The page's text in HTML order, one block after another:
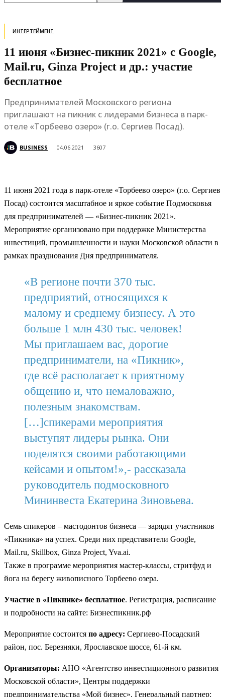
ИНТЕРТЕЙМЕНТ
11 июня «Бизнес-пикник 2021» с Google,
Mail.ru, Ginza Project и др.: участие
бесплатное
Предпринимателей Московского региона
приглашают на пикник с лидерами бизнеса в парк-
отеле «Торбеево озеро» (г.о. Сергиев Посад).
BUSINESS 04.06.2021 3607
11 июня 2021 года в парк-отеле «Торбеево озеро» (г.о. Сергиев
Посад) состоится масштабное и яркое событие Подмосковья
для предпринимателей — «Бизнес-пикник 2021».
Мероприятие организовано при поддержке Министерства
инвестиций, промышленности и науки Московской области в
рамках празднования Дня предпринимателя.
«В регионе почти 370 тыс.
предприятий, относящихся к
малому и среднему бизнесу. А это
больше 1 млн 430 тыс. человек!
Мы приглашаем вас, дорогие
предприниматели, на «Пикник»,
где всё располагает к приятному
общению и, что немаловажно,
полезным знакомствам.
[…]cпикерами мероприятия
выступят лидеры рынка. Они
поделятся своими работающими
кейсами и опытом!»,- рассказала
руководитель подмосковного
Мининвеста Екатерина Зиновьева.
Семь спикеров – мастодонтов бизнеса — зарядят участников
«Пикника» на успех. Среди них представители Google,
Mail.ru, Skillbox, Ginza Project, Yva.ai.
Также в программе мероприятия мастер-классы, стритфуд и
йога на берегу живописного Торбеево озера.
Участие в «Пикнике» бесплатное. Регистрация, расписание
и подробности на сайте: Бизнеспикник.рф
Мероприятие состоится по адресу: Сергиево-Посадский
район, пос. Березняки, Ярославское шоссе, 61-й км.
Организаторы: АНО «Агентство инвестиционного развития
Московской области», Центры поддержки
предпринимательства «Мой бизнес». Генеральный партнер: